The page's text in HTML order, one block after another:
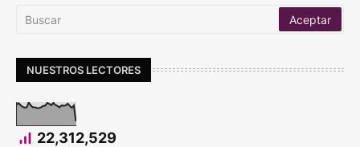
NUESTROS LECTORES
22,312,529